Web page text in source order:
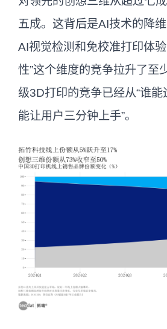
五成。这背后是AI技术的降
AI视觉检测和免校准打印体
性”这个维度的竞争拉升了至
级3D打印的竞争已经从“谁能
能让用户三分钟上手”。